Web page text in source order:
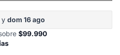
y dom 16 ago
$99.990